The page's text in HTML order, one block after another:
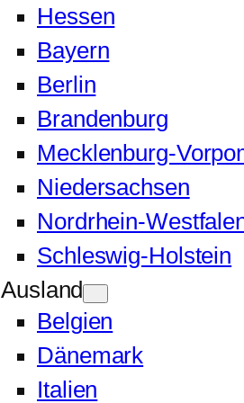
Hessen
Bayern
Berlin
Brandenburg
Mecklenburg-
Niedersachsen
Nordrhein-
Schleswig-Holstein
Ausland
Belgien
Dänemark
Italien